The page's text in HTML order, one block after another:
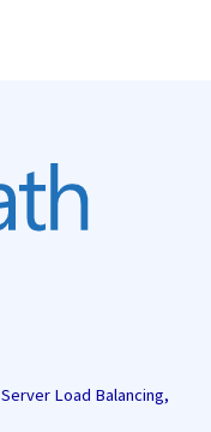
Server Load Balancing,